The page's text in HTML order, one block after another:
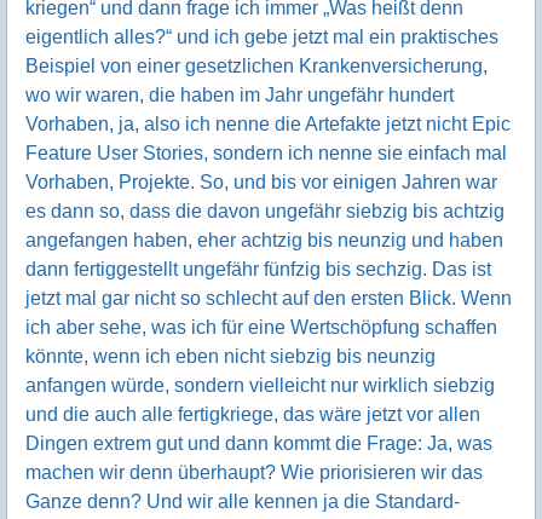
kriegen“ und dann frage ich immer „Was heißt denn
eigentlich alles?“ und ich gebe jetzt mal ein praktisches
Beispiel von einer gesetzlichen Krankenversicherung,
wo wir waren, die haben im Jahr ungefähr hundert
Vorhaben, ja, also ich nenne die Artefakte jetzt nicht Epic
Feature User Stories, sondern ich nenne sie einfach mal
Vorhaben, Projekte. So, und bis vor einigen Jahren war
es dann so, dass die davon ungefähr siebzig bis achtzig
angefangen haben, eher achtzig bis neunzig und haben
dann fertiggestellt ungefähr fünfzig bis sechzig. Das ist
jetzt mal gar nicht so schlecht auf den ersten Blick. Wenn
ich aber sehe, was ich für eine Wertschöpfung schaffen
könnte, wenn ich eben nicht siebzig bis neunzig
anfangen würde, sondern vielleicht nur wirklich siebzig
und die auch alle fertigkriege, das wäre jetzt vor allen
Dingen extrem gut und dann kommt die Frage: Ja, was
machen wir denn überhaupt? Wie priorisieren wir das
Ganze denn? Und wir alle kennen ja die Standard-